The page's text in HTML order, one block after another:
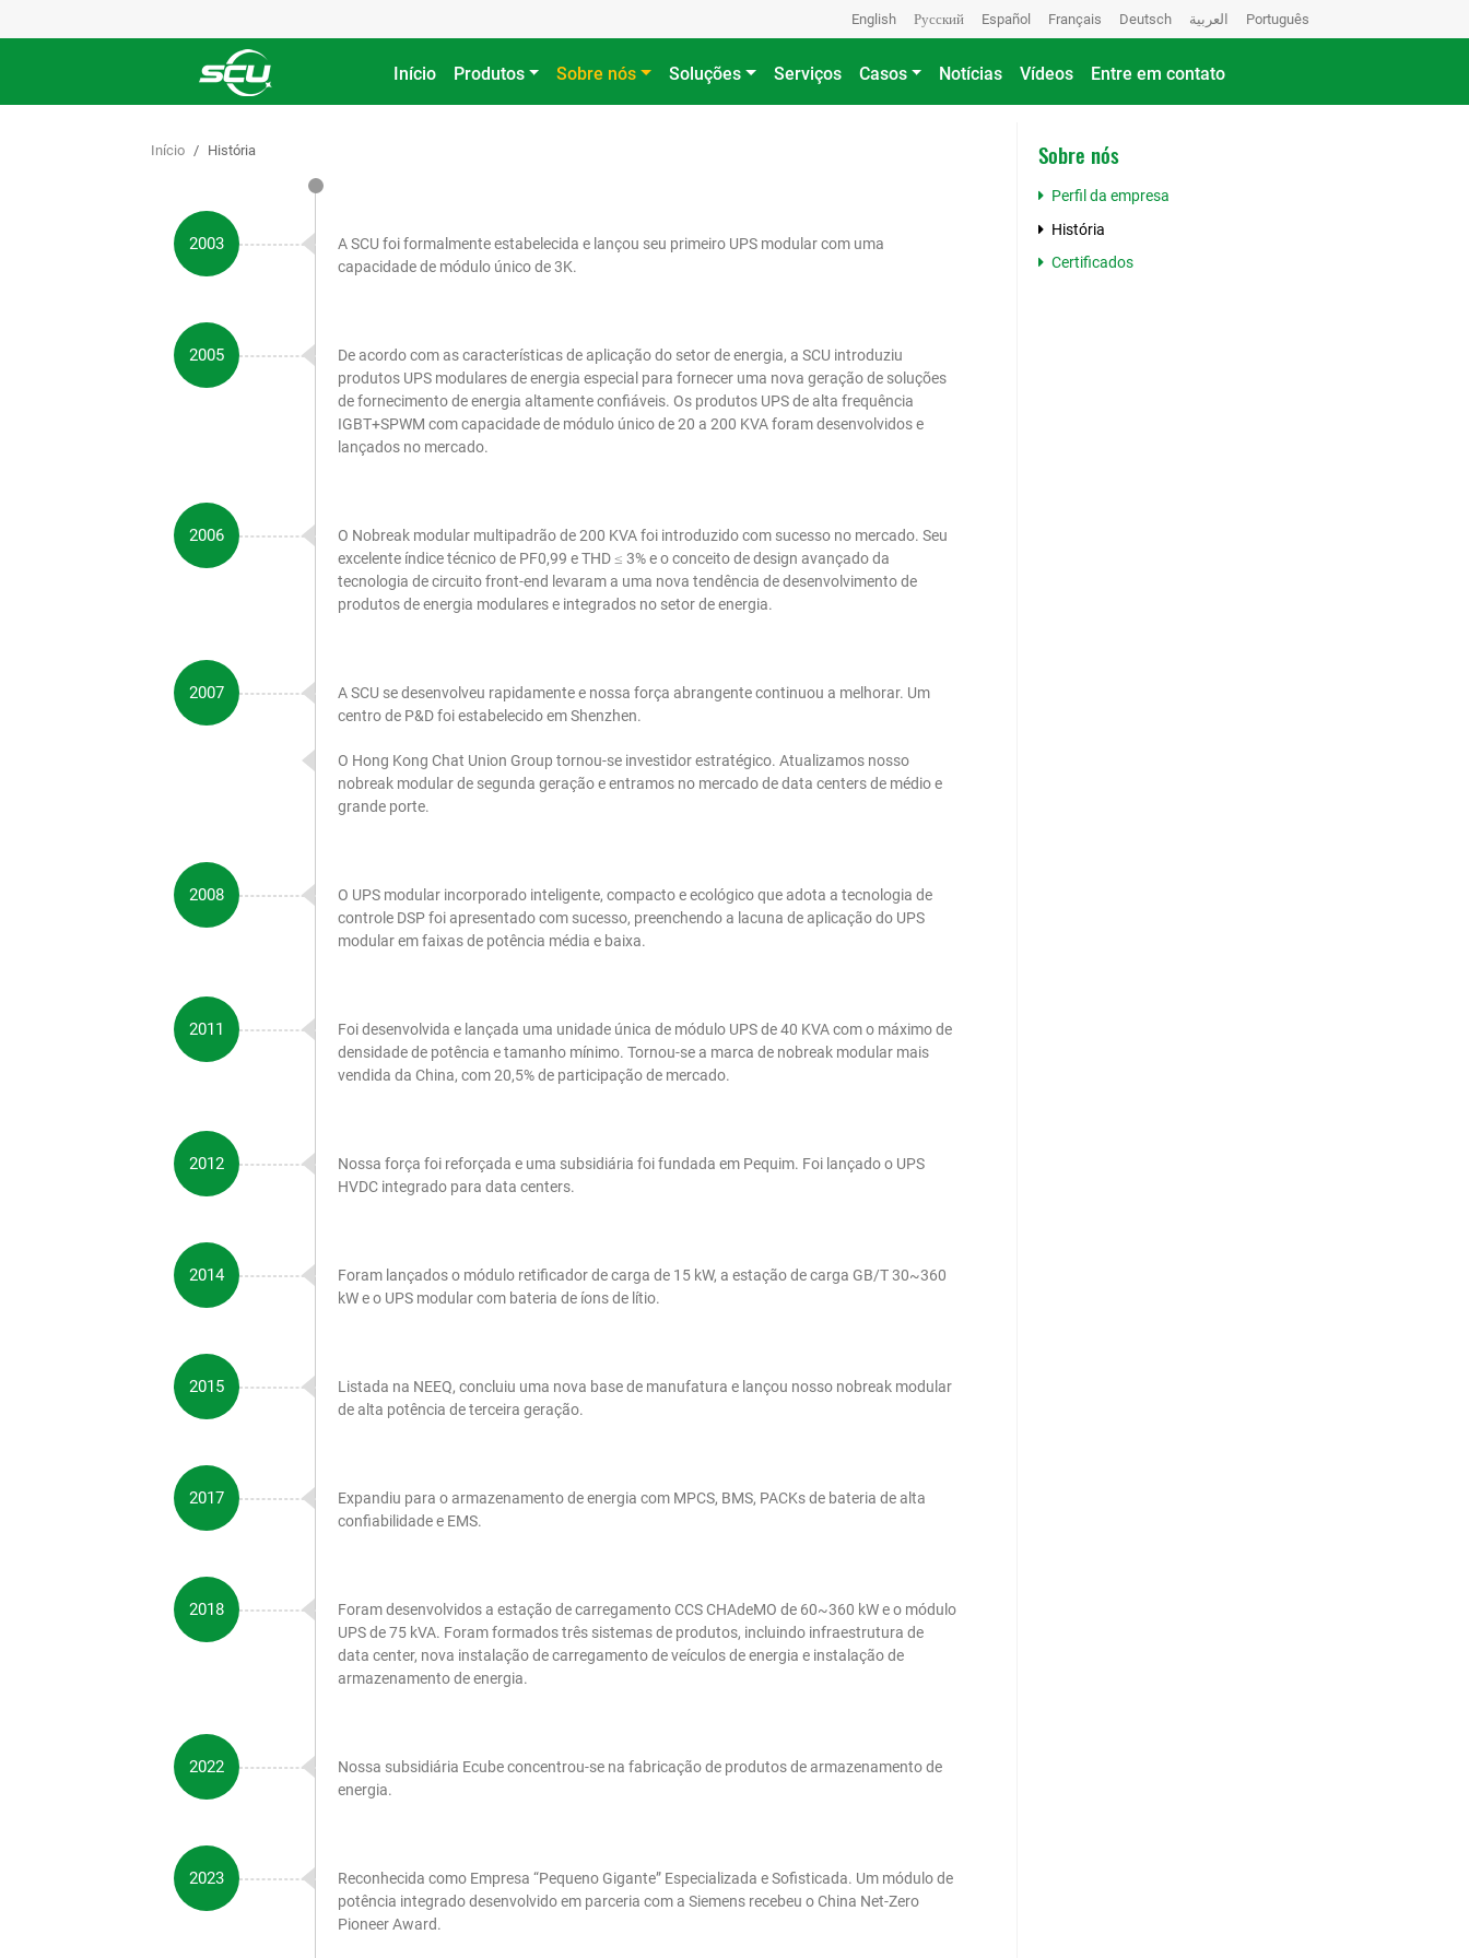
English Русский Español Français Deutsch العربية Português
Início Produtos Sobre nós Soluções Serviços Casos Notícias Vídeos Entre em contato
Início História
2003
A SCU foi formalmente estabelecida e lançou seu primeiro UPS modular com uma
capacidade de módulo único de 3K.
2005
De acordo com as características de aplicação do setor de energia, a SCU introduziu
produtos UPS modulares de energia especial para fornecer uma nova geração de soluções
de fornecimento de energia altamente confiáveis. Os produtos UPS de alta frequência
IGBT+SPWM com capacidade de módulo único de 20 a 200 KVA foram desenvolvidos e
lançados no mercado.
2006
O Nobreak modular multipadrão de 200 KVA foi introduzido com sucesso no mercado. Seu
excelente índice técnico de PF0,99 e THD ≤ 3% e o conceito de design avançado da
tecnologia de circuito front-end levaram a uma nova tendência de desenvolvimento de
produtos de energia modulares e integrados no setor de energia.
2007
A SCU se desenvolveu rapidamente e nossa força abrangente continuou a melhorar. Um
centro de P&D foi estabelecido em Shenzhen.
O Hong Kong Chat Union Group tornou-se investidor estratégico. Atualizamos nosso
nobreak modular de segunda geração e entramos no mercado de data centers de médio e
grande porte.
2008
O UPS modular incorporado inteligente, compacto e ecológico que adota a tecnologia de
controle DSP foi apresentado com sucesso, preenchendo a lacuna de aplicação do UPS
modular em faixas de potência média e baixa.
2011
Foi desenvolvida e lançada uma unidade única de módulo UPS de 40 KVA com o máximo de
densidade de potência e tamanho mínimo. Tornou-se a marca de nobreak modular mais
vendida da China, com 20,5% de participação de mercado.
2012
Nossa força foi reforçada e uma subsidiária foi fundada em Pequim. Foi lançado o UPS
HVDC integrado para data centers.
2014
Foram lançados o módulo retificador de carga de 15 kW, a estação de carga GB/T 30~360
kW e o UPS modular com bateria de íons de lítio.
2015
Listada na NEEQ, concluiu uma nova base de manufatura e lançou nosso nobreak modular
de alta potência de terceira geração.
2017
Expandiu para o armazenamento de energia com MPCS, BMS, PACKs de bateria de alta
confiabilidade e EMS.
2018
Foram desenvolvidos a estação de carregamento CCS CHAdeMO de 60~360 kW e o módulo
UPS de 75 kVA. Foram formados três sistemas de produtos, incluindo infraestrutura de
data center, nova instalação de carregamento de veículos de energia e instalação de
armazenamento de energia.
2022
Nossa subsidiária Ecube concentrou-se na fabricação de produtos de armazenamento de
energia.
2023
Reconhecida como Empresa “Pequeno Gigante” Especializada e Sofisticada. Um módulo de
potência integrado desenvolvido em parceria com a Siemens recebeu o China Net-Zero
Pioneer Award.
Sobre nós
Perfil da empresa
História
Certificados